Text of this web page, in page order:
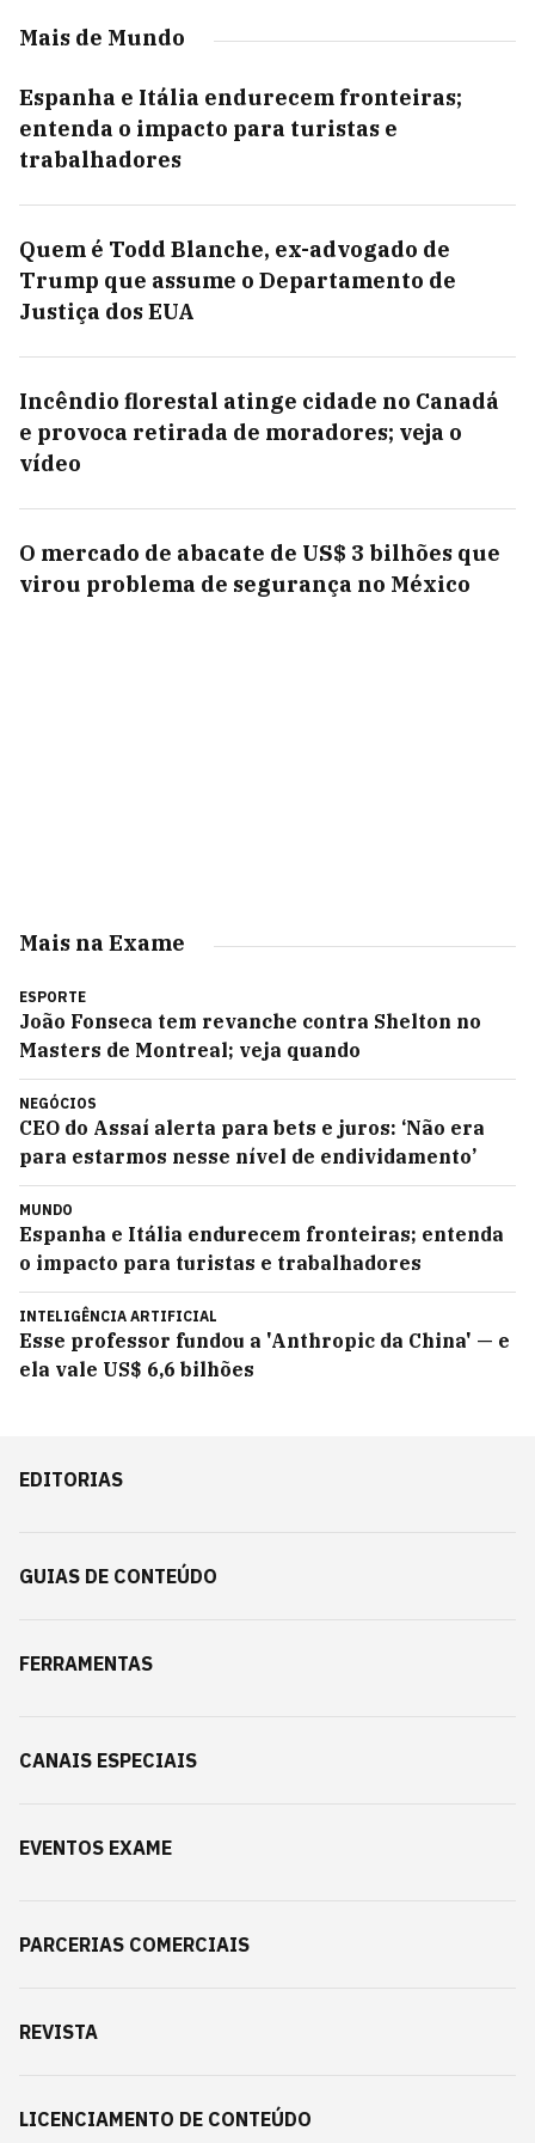
Mais de Mundo
Espanha e Itália endurecem fronteiras;
entenda o impacto para turistas e
trabalhadores
Quem é Todd Blanche, ex-advogado de
Trump que assume o Departamento de
Justiça dos EUA
Incêndio florestal atinge cidade no Canadá
e provoca retirada de moradores; veja o
vídeo
O mercado de abacate de US$ 3 bilhões que
virou problema de segurança no México
Mais na Exame
ESPORTE
João Fonseca tem revanche contra Shelton no
Masters de Montreal; veja quando
NEGÓCIOS
CEO do Assaí alerta para bets e juros: ‘Não era
para estarmos nesse nível de endividamento’
MUNDO
Espanha e Itália endurecem fronteiras; entenda
o impacto para turistas e trabalhadores
INTELIGÊNCIA ARTIFICIAL
Esse professor fundou a 'Anthropic da China' — e
ela vale US$ 6,6 bilhões
EDITORIAS
GUIAS DE CONTEÚDO
FERRAMENTAS
CANAIS ESPECIAIS
EVENTOS EXAME
PARCERIAS COMERCIAIS
REVISTA
LICENCIAMENTO DE CONTEÚDO